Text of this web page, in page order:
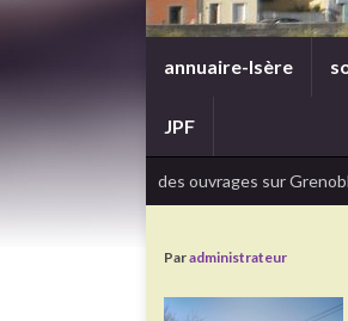
annuaire-Isère
JPF
des ouvrages sur
Paradministrateur